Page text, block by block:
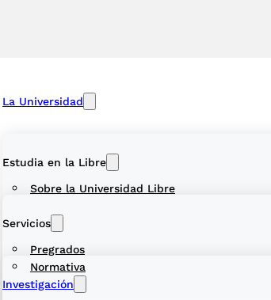
La Universidad
Sobre la Universidad Libre
Normativa
Estudia en la Libre
Pregrados
Servicios
Investigación